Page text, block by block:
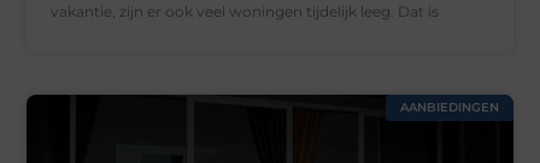
vakantie, zijn er ook veel woningen tijdelijk leeg. Dat is
AANBIEDINGEN